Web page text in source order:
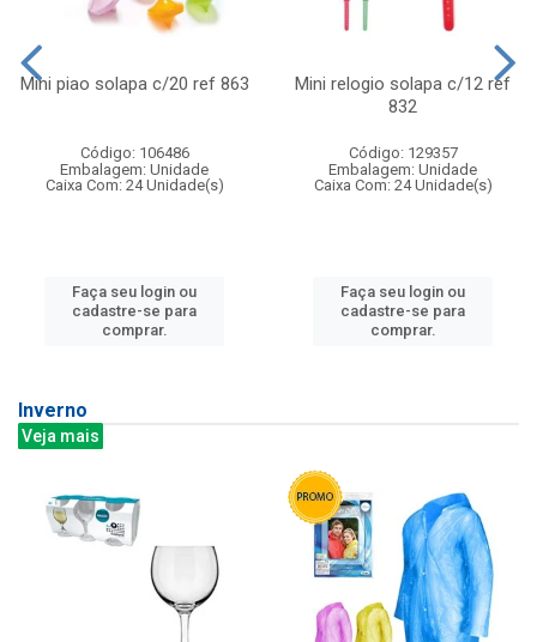
Mini piao solapa c/20 ref 863
Código: 106486
Embalagem: Unidade
Caixa Com: 24 Unidade(s)
Faça seu login ou
cadastre-se para
comprar.
Mini relogio solapa c/12 ref
832
Código: 129357
Embalagem: Unidade
Caixa Com: 24 Unidade(s)
Faça seu login ou
cadastre-se para
comprar.
Inverno
Veja mais